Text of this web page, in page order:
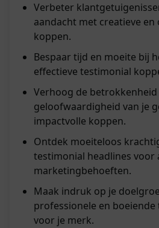
Verbeter
aandacht met creatieve
koppen.
Bespaar tijd en moeite bij
effectieve testimonial
Verhoog de betrokkenheid
geloofwaardigheid van je
impactvolle koppen.
Ontdek moeiteloos
testimonial headlines voor
marketingbehoeften.
Maak indruk op je
professionele en
voor je merk.